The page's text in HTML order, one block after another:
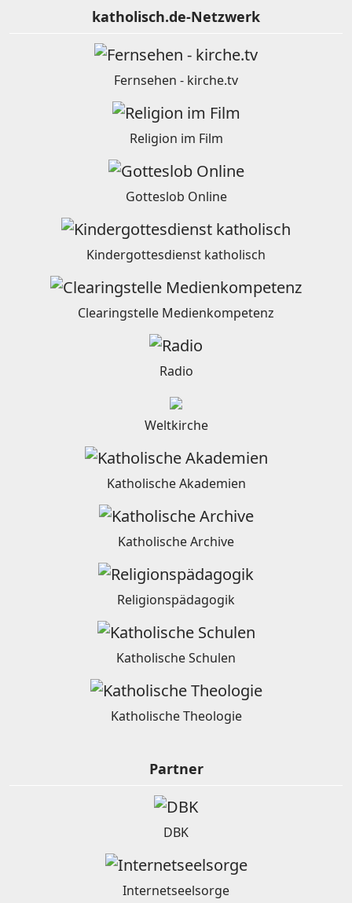
katholisch.de-Netzwerk
Fernsehen - kirche.tv
Religion im Film
Gotteslob Online
Kindergottesdienst katholisch
Clearingstelle Medienkompetenz
Radio
Weltkirche
Katholische Akademien
Katholische Archive
Religionspädagogik
Katholische Schulen
Katholische Theologie
Partner
DBK
Internetseelsorge